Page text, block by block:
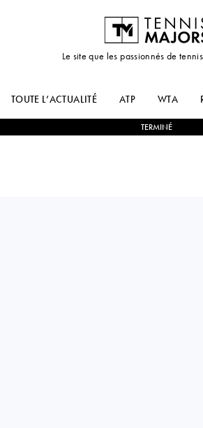
Le site que les passionnés de
TOUTE L’ACTUALITÉ ATP WTA
TERMINÉ